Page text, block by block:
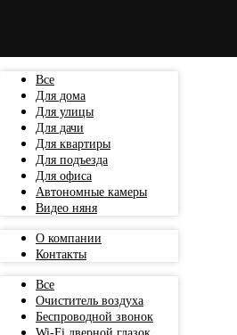
Все
Для дома
Для улицы
Для дачи
Для квартиры
Для подъезда
Для офиса
Автономные камеры
Видео няня
О компании
Контакты
Все
Очиститель воздуха
Беспроводной звонок